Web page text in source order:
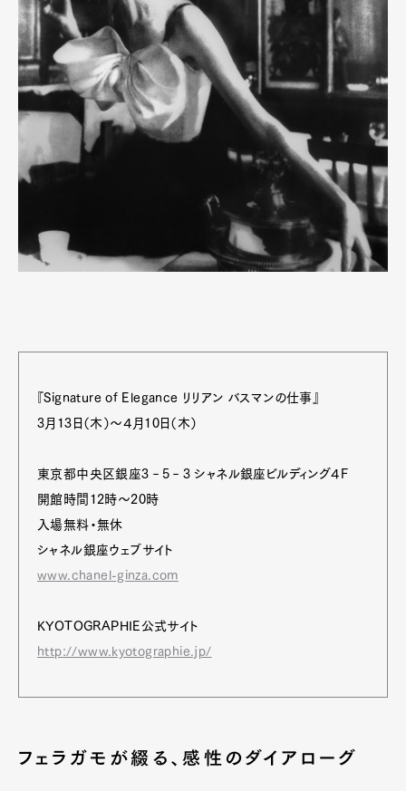
『Signature of Elegance リリアン バスマンの仕事』
3月13日（木）～４月10日（木）
東京都中央区銀座3‐5‐3 シャネル銀座ビルディング４F
開館時間12時～20時
入場無料・無休
シャネル銀座ウェブサイト
www.chanel-ginza.com
KYOTOGRAPHIE公式サイト
http://www.kyotographie.jp/
フェラガモが綴る、感性のダイアローグ